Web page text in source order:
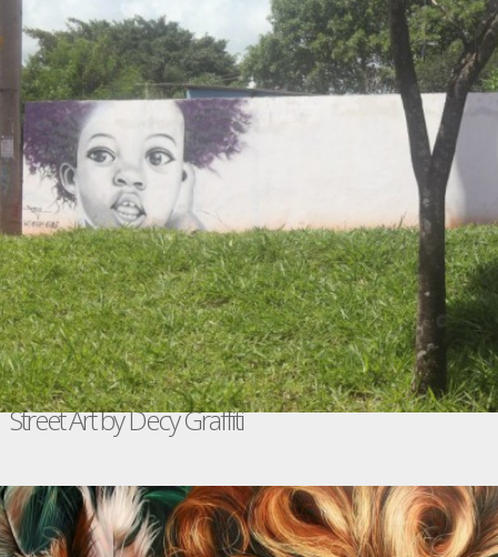
Street Art by Decy Graffiti